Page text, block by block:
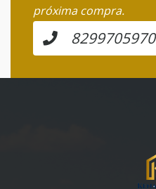
próxima compra.
8299705970